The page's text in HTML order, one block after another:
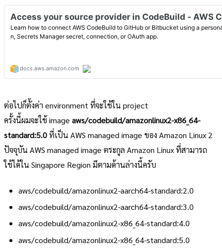
ต่อไปก็ตั้งค่า environment ที่จะใช้ใน project
ครั้งนี้ผมจะใช้ image aws/codebuild/amazonlinux2-x86_64-
standard:5.0ที่เป็น AWS managed image ของ Amazon Linux 2
ปัจจุบัน AWS managed image ตระกูล Amazon Linux ที่สามารถ
ใช้ได้ใน Singapore Region มีตามด้านล่างนี้ครับ
aws/codebuild/amazonlinux2-aarch64-standard:2.0
aws/codebuild/amazonlinux2-aarch64-standard:3.0
aws/codebuild/amazonlinux2-x86_64-standard:4.0
aws/codebuild/amazonlinux2-x86_64-standard:5.0